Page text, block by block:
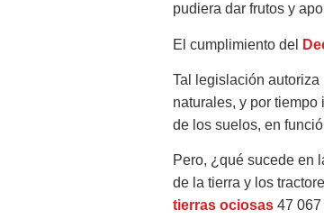
pudiera dar frutos y
El cumplimiento del
Tal legislación autoriza
naturales, y por
de los suelos, en
Pero, ¿qué sucede en
de la tierra y los
tierras ociosas 47 067